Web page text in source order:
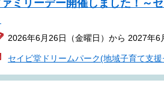
ァミリーデー開催しました！～
2026年6月26日（金曜日）から 2027年6
セイビ堂ドリームパーク(地域子育て支